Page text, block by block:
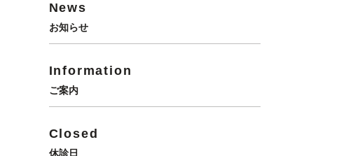
News
お知らせ
Information
ご案内
Closed
休診日